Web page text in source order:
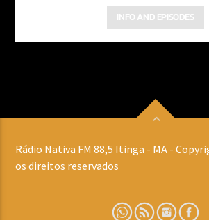
INFO AND EPISODES
Rádio Nativa FM 88,5 Itinga - MA -
os direitos reservados